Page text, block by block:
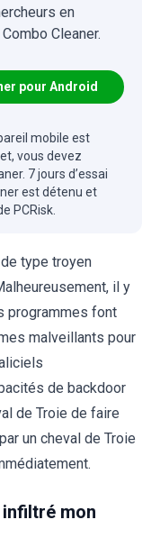
en
Cleaner.
pour Android
mobile est
vous devez
7 jours d’essai
est détenu et
PCRisk.
type troyen
il y
programmes font
malveillants pour
de backdoor
de Troie de faire
un cheval de Troie
mon